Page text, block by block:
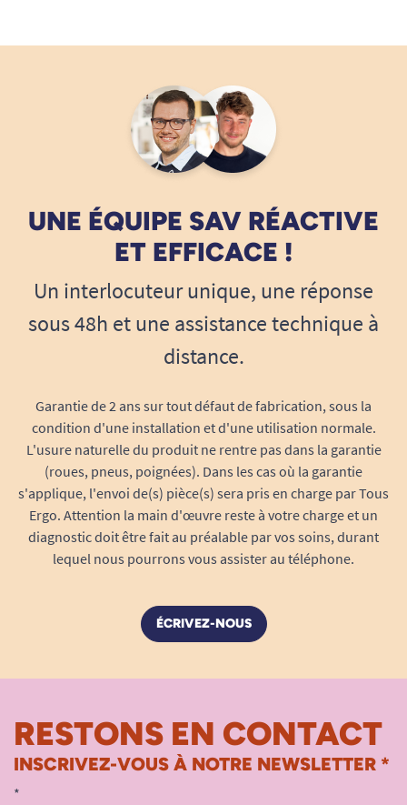
UNE ÉQUIPE SAV RÉACTIVE
ET EFFICACE !
Un interlocuteur unique, une réponse
sous 48h et une assistance technique à
distance.
Garantie de 2 ans sur tout défaut de fabrication, sous la
condition d'une installation et d'une utilisation normale.
L'usure naturelle du produit ne rentre pas dans la garantie
(roues, pneus, poignées). Dans les cas où la garantie
s'applique, l'envoi de(s) pièce(s) sera pris en charge par Tous
Ergo. Attention la main d'œuvre reste à votre charge et un
diagnostic doit être fait au préalable par vos soins, durant
lequel nous pourrons vous assister au téléphone.
ÉCRIVEZ-NOUS
RESTONS EN CONTACT
INSCRIVEZ-VOUS À NOTRE NEWSLETTER *
*